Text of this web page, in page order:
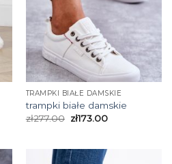
TRAMPKI BIAŁE DAMSKIE
trampki białe damskie
zł277.00 zł173.00